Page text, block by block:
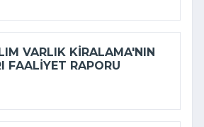
VARLIK KIRALAMA'NIN
FAALIYET RAPORU